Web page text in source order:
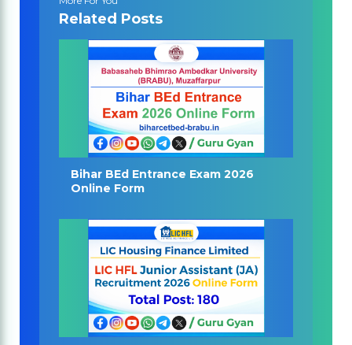
Related Posts
Bihar BEd Entrance Exam 2026
Online Form